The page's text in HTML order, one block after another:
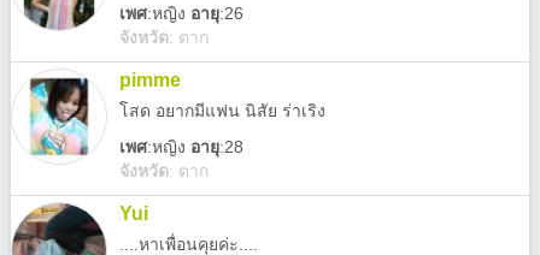
เพศ:หญิง อายุ:26
จังหวัด: ตาก
pimme
โสด อยากมีแฟน นิสัย ร่าเริง
เพศ:หญิง อายุ:28
จังหวัด: ตาก
Yui
....หาเพื่อนคุยค่ะ....